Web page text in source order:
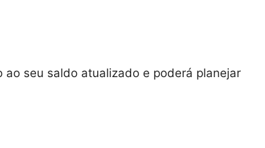
ao seu saldo atualizado e poderá planejar